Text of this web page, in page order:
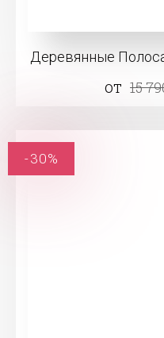
Деревянные
от 15
-30%